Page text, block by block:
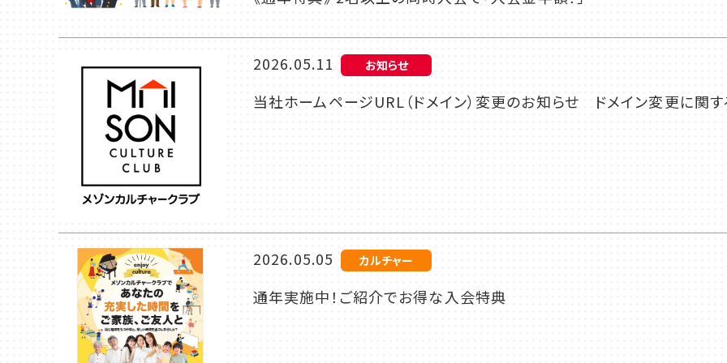
2026.05.11 お知らせ
当社ホームページURL（ドメイン）変更のお知らせ ドメイン変更に関す
2026.05.05 カルチャー
通年実施中！ご紹介でお得な入会特典